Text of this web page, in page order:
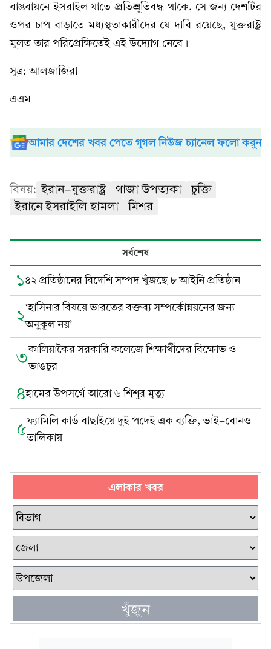
বাস্তবায়নে ইসরাইল যাতে প্রতিশ্রুতিবদ্ধ থাকে, সে জন্য দেশটির
ওপর চাপ বাড়াতে মধ্যস্থতাকারীদের যে দাবি রয়েছে, যুক্তরাষ্ট্র
মূলত তার পরিপ্রেক্ষিতেই এই উদ্যোগ নেবে।
সূত্র: আলজাজিরা
এএম
আমার দেশের খবর পেতে গুগল নিউজ চ্যানেল ফলো করুন
বিষয়: ইরান-যুক্তরাষ্ট্র গাজা উপত্যকা
চুক্তি
ইরানে ইসরাইলি হামলা
মিশর
সর্বশেষ
১৪২ প্রতিষ্ঠানের বিদেশি সম্পদ খুঁজছে ৮ আইনি প্রতিষ্ঠান
২‘হাসিনার বিষয়ে ভারতের বক্তব্য সম্পর্কোন্নয়নের জন্য
অনুকূল নয়’
৩কালিয়াকৈর সরকারি কলেজে শিক্ষার্থীদের বিক্ষোভ ও
ভাঙচুর
৪হামের উপসর্গে আরো ৬ শিশুর মৃত্যু
৫ফ্যামিলি কার্ড বাছাইয়ে দুই পদেই এক ব্যক্তি, ভাই-বোনও
তালিকায়
এলাকার খবর
খুঁজুন